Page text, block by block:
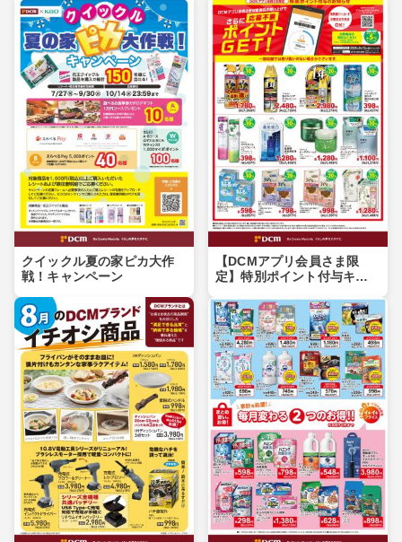
クイックル夏の家ピカ大作
戦！キャンペーン
【DCMアプリ会員さま限
定】特別ポイント付与キャ